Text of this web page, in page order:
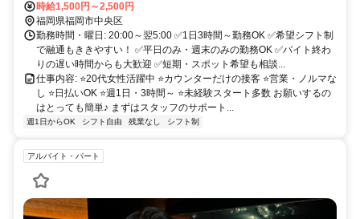
鉄福岡駅（天神駅）」徒歩13分 ・地下鉄七隈線「天神南駅」徒歩3分
時給1,500円～2,500円
福岡県福岡市中央区
勤務時間・曜日: 20:00～翌5:00 ✅1日3時間～勤務OK ✅希望シフト制
で融通もききやすい！ ✅平日のみ・週末のみの勤務OK ✅バイト終わ
りの遅い時間からも大歓迎 ✅短期・スポット希望も相談...
仕事内容: ⭐20代女性活躍中 ⭐カウンターだけの接客 ⭐営業・ノルマな
し ⭐日払いOK ⭐週1日・3時間～ ⭐未経験スタート多数 お願いするの
はとっても簡単♪ まずはスタッフのサポート...
週1日からOK シフト自由 残業なし シフト制
アルバイト・パート